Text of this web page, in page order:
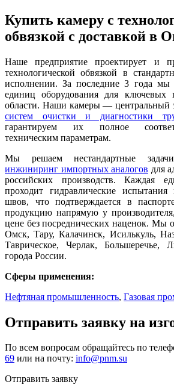
Купить камеру с
обвязкой c доставкой в
Наше предприятие проектирует и
технологической обвязкой в
исполнении. За последние 3 года мы
единиц оборудования для ключевых
области. Наши камеры — центральный
систем очистки и диагностики
гарантируем их полное
техническим параметрам.
Мы решаем нестандартные
инжиниринг импортных аналогов для
российских производств. Каждая
проходит гидравлические
швов, что подтверждается в
продукцию напрямую у
цене без посреднических наценок. Мы
Омск, Тару, Калачинск, Исилькуль,
Таврическое, Черлак, Большеречье,
города России.
Сферы применения:
Нефтяная промышленность, Газовая
Отправить заявку на
По всем вопросам обращайтесь по
69 или на почту: info@pnm.su
Отправить заявку